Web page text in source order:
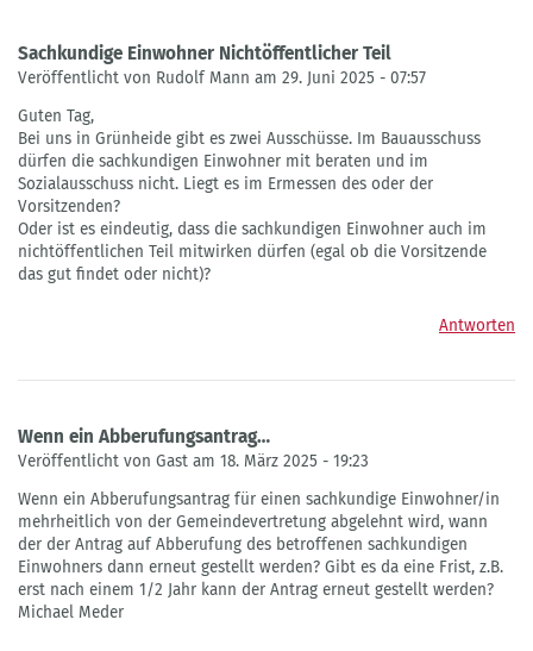
Sachkundige Einwohner Nichtöffentlicher Teil
Veröffentlicht von Rudolf Mann am 29. Juni 2025 - 07:57
Guten Tag,
Bei uns in Grünheide gibt es zwei Ausschüsse. Im Bauausschuss
dürfen die sachkundigen Einwohner mit beraten und im
Sozialausschuss nicht. Liegt es im Ermessen des oder der
Vorsitzenden?
Oder ist es eindeutig, dass die sachkundigen Einwohner auch im
nichtöffentlichen Teil mitwirken dürfen (egal ob die Vorsitzende
das gut findet oder nicht)?
Antworten
Wenn ein Abberufungsantrag…
Veröffentlicht von Gast am 18. März 2025 - 19:23
Wenn ein Abberufungsantrag für einen sachkundige Einwohner/in
mehrheitlich von der Gemeindevertretung abgelehnt wird, wann
der der Antrag auf Abberufung des betroffenen sachkundigen
Einwohners dann erneut gestellt werden? Gibt es da eine Frist, z.B.
erst nach einem 1/2 Jahr kann der Antrag erneut gestellt werden?
Michael Meder